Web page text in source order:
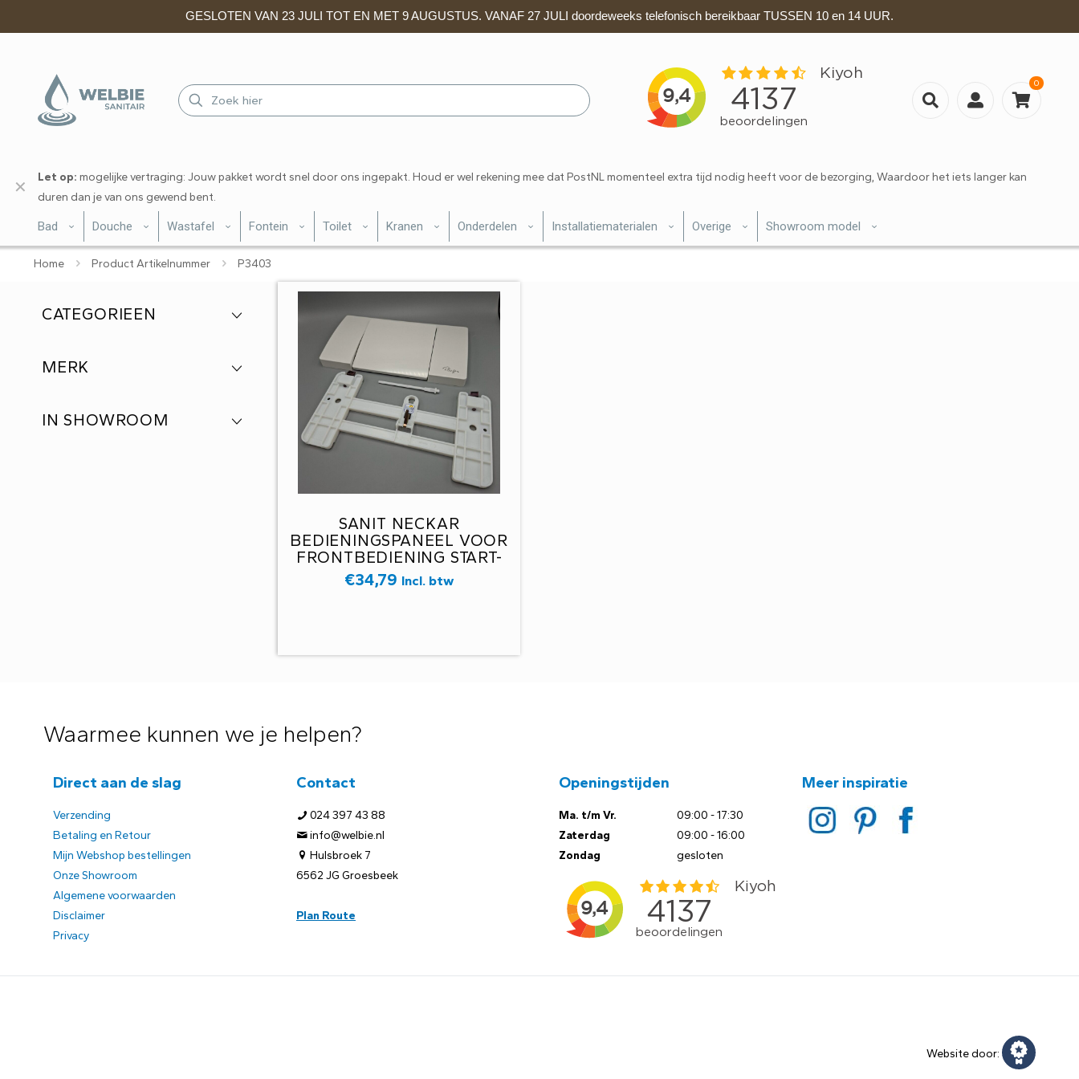
GESLOTEN VAN 23 JULI TOT EN MET 9 AUGUSTUS. VANAF 27 JULI doordeweeks telefonisch bereikbaar TUSSEN 10 en 14 UUR.
0
Let op: mogelijke vertraging: Jouw pakket wordt snel door ons ingepakt. Houd er wel rekening mee dat PostNL momenteel extra tijd nodig heeft voor de bezorging, Waardoor het iets langer kan
duren dan je van ons gewend bent.
✕
Bad Douche Wastafel Fontein Toilet Kranen Onderdelen Installatiematerialen Overige Showroom model
Home Product Artikelnummer P3403
SANIT NECKAR
BEDIENINGSPANEEL VOOR
FRONTBEDIENING START-
STOP WIT 16017010026
€34,79 Incl. btw
CATEGORIEEN
MERK
IN SHOWROOM
Waarmee kunnen we je helpen?
Direct aan de slag
Verzending
Betaling en Retour
Mijn Webshop bestellingen
Onze Showroom
Algemene voorwaarden
Disclaimer
Privacy
Contact
024 397 43 88
info@welbie.nl
Hulsbroek 7
6562 JG Groesbeek
Plan Route
Openingstijden
Ma. t/m Vr.
Zaterdag
Zondag
09:00 - 17:30
09:00 - 16:00
gesloten
Meer inspiratie
Website door: